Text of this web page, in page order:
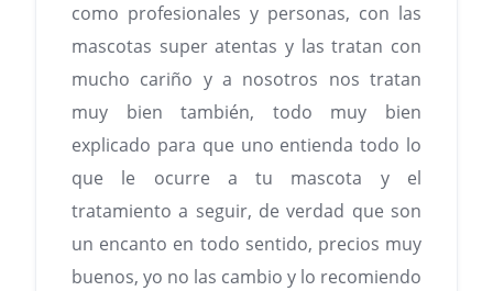
como profesionales y personas, con las
mascotas super atentas y las tratan con
mucho cariño y a nosotros nos tratan
muy bien también, todo muy bien
explicado para que uno entienda todo lo
que le ocurre a tu mascota y el
tratamiento a seguir, de verdad que son
un encanto en todo sentido, precios muy
buenos, yo no las cambio y lo recomiendo